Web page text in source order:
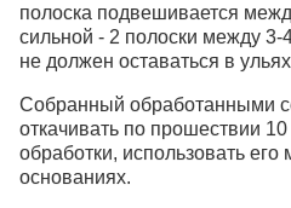
полоска подвешивается
сильной - 2 полоски между
не должен оставаться в
Собранный обработанными
откачивать по прошествии
обработки, использовать
основаниях.